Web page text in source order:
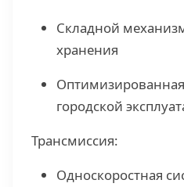
Складной
хранения
городской
Трансмиссия:
Односкоростная